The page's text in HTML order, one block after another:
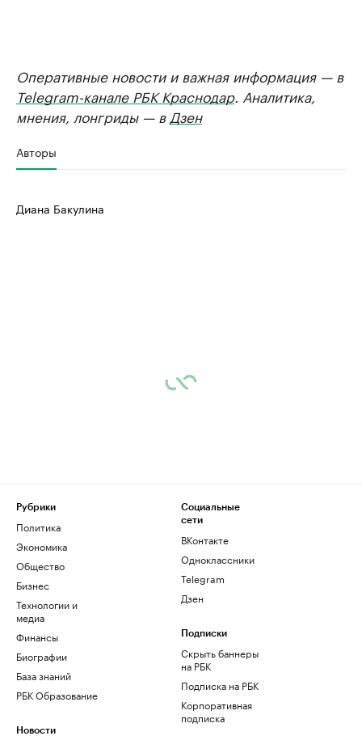
Оперативные новости и важная информация — в
Telegram-канале РБК Краснодар. Аналитика,
мнения, лонгриды — в Дзен
Авторы
Диана Бакулина
Рубрики
Политика
Экономика
Общество
Бизнес
Технологии и
медиа
Финансы
Биографии
База знаний
РБК Образование
Новости
Социальные
сети
ВКонтакте
Одноклассники
Telegram
Дзен
Подписки
Скрыть баннеры
на РБК
Подписка на РБК
Корпоративная
подписка